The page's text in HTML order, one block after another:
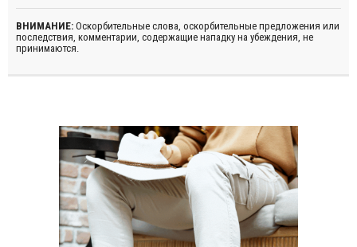
ВНИМАНИЕ: Оскорбительные слова, оскорбительные предложения или
последствия, комментарии, содержащие нападку на убеждения, не
принимаются.